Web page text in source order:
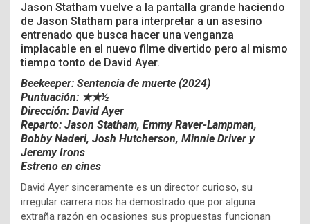
Jason Statham vuelve a la pantalla grande haciendo
de Jason Statham para interpretar a un asesino
entrenado que busca hacer una venganza
implacable en el nuevo filme divertido pero al mismo
tiempo tonto de David Ayer.
Beekeeper: Sentencia de muerte (2024)
Puntuación: ★★½
Dirección: David Ayer
Reparto: Jason Statham, Emmy Raver-Lampman,
Bobby Naderi, Josh Hutcherson, Minnie Driver y
Jeremy Irons
Estreno en cines
David Ayer sinceramente es un director curioso, su
irregular carrera nos ha demostrado que por alguna
extraña razón en ocasiones sus propuestas funcionan